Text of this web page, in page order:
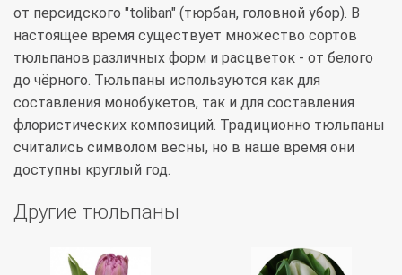
от персидского "toliban" (тюрбан, головной убор). В
настоящее время существует множество сортов
тюльпанов различных форм и расцветок - от белого
до чёрного. Тюльпаны используются как для
составления монобукетов, так и для составления
флористических композиций. Традиционно тюльпаны
считались символом весны, но в наше время они
доступны круглый год.
Другие тюльпаны